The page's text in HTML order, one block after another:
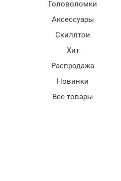
Головоломки
Аксессуары
Скиллтои
Хит
Распродажа
Новинки
Все товары